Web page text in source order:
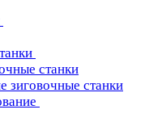
станки
зиговочные станки